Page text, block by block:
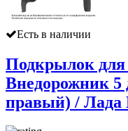
Есть в наличии
Подкрылок
Внедорожник 5
правый) / Лада